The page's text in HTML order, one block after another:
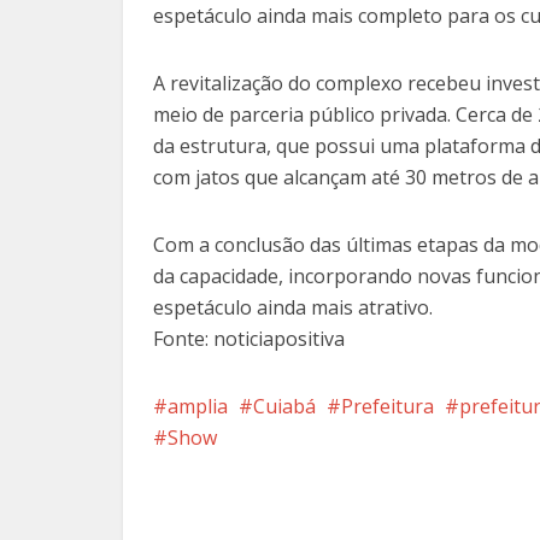
espetáculo ainda mais completo para os
A revitalização do complexo recebeu
meio de parceria público privada. Cerca
da estrutura, que possui uma plataforma
com jatos que alcançam até 30 metros de
Com a conclusão das últimas etapas da
da capacidade, incorporando novas
espetáculo ainda mais atrativo.
Fonte: noticiapositiva
amplia Cuiabá Prefeitura
Show